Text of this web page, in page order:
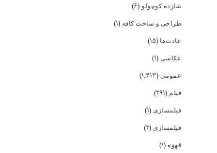
شازده کوچولو(۶)
طراحی و ساخت کافه (۱)
عادت‌ها (۱۵)
عکاسی (۱)
عمومی (۱,۴۱۳)
فیلم (۲۹۱)
فیلمسازی (۱)
فیلمسازی (۲)
قهوه (۱)